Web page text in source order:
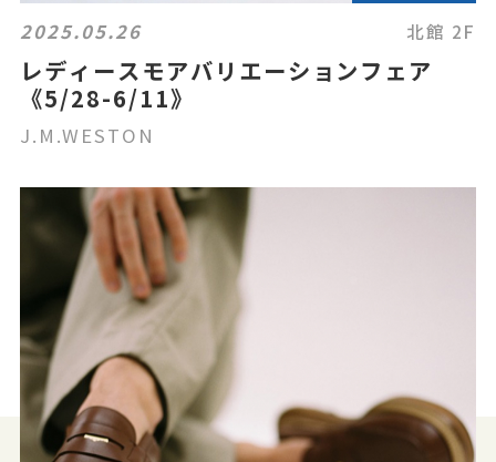
2025.05.26 北館 2F
レディースモアバリエーションフェア
《5/28-6/11》
J.M.WESTON